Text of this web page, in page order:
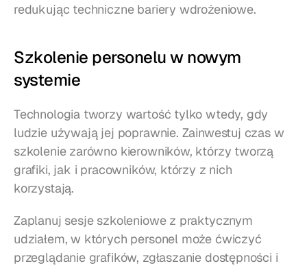
redukując techniczne bariery wdrożeniowe.
Szkolenie personelu w nowym
systemie
Technologia tworzy wartość tylko wtedy, gdy
ludzie używają jej poprawnie. Zainwestuj czas w
szkolenie zarówno kierowników, którzy tworzą
grafiki, jak i pracowników, którzy z nich
korzystają.
Zaplanuj sesje szkoleniowe z praktycznym
udziałem, w których personel może ćwiczyć
przeglądanie grafików, zgłaszanie dostępności i